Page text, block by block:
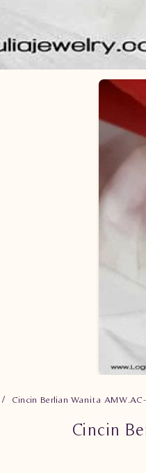
Cincin Berlian Wanita AMW.AC-
Cincin